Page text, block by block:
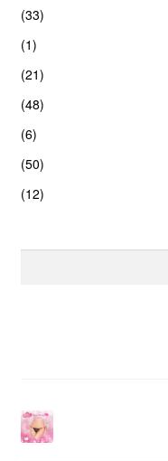
(33)
(1)
(21)
(48)
(6)
(50)
(12)